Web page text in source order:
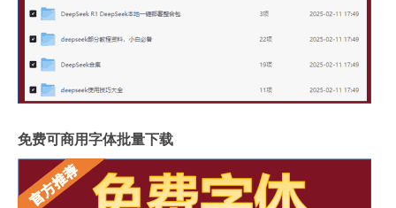
免费可商用字体批量下载